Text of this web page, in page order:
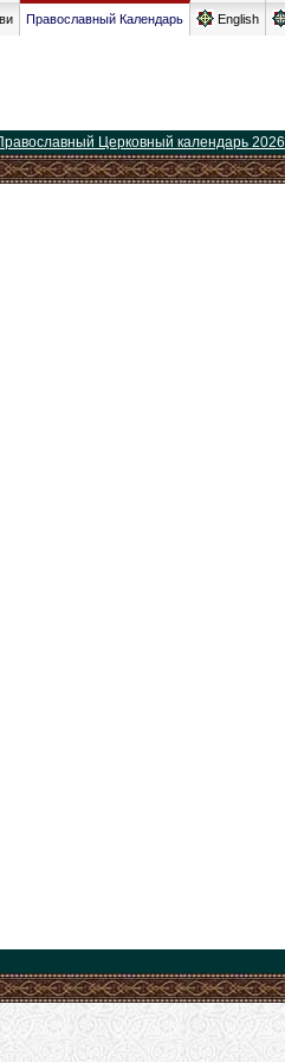
Православный Календарь English
Церковный календарь 2026